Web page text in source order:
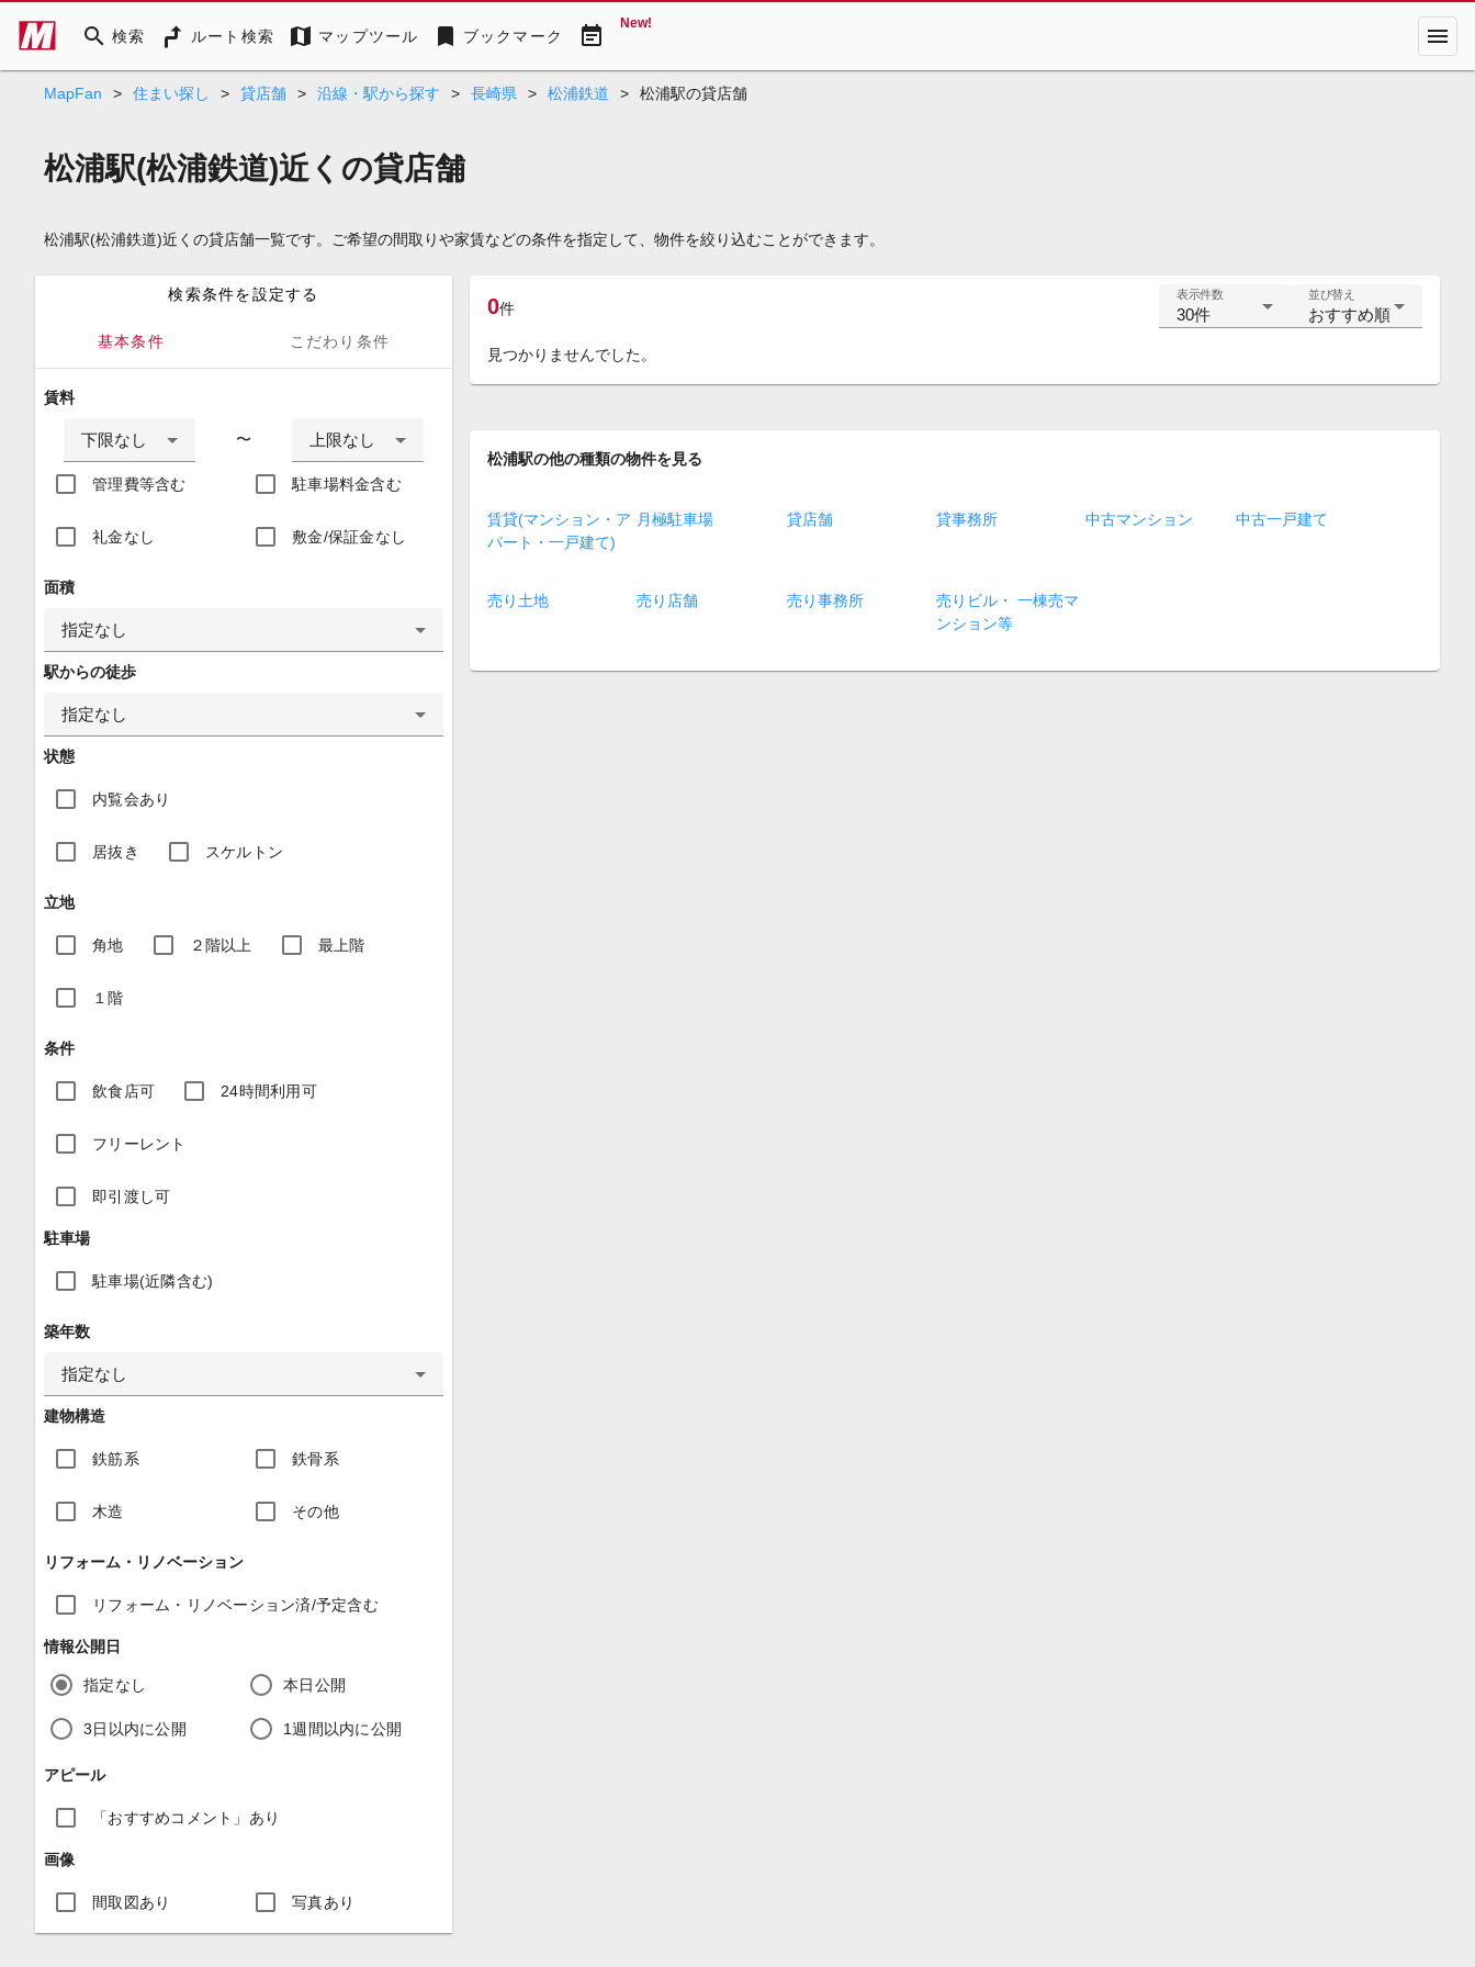
search 検索 ルート検索 map マップツール bookmark ブックマーク event_note New! menu
MapFan > 住まい探し > 貸店舗 > 沿線・駅から探す > 長崎県 > 松浦鉄道 > 松浦駅の貸店舗
松浦駅(松浦鉄道)近くの貸店舗
松浦駅(松浦鉄道)近くの貸店舗一覧です。ご希望の間取りや家賃などの条件を指定して、物件を絞り込むことができます。
検索条件を設定する
基本条件 こだわり条件
賃料
下限なし 〜 上限なし
管理費等含む 駐車場料金含む
礼金なし 敷金/保証金なし
面積
指定なし
駅からの徒歩
指定なし
状態
内覧会あり
居抜き スケルトン
立地
角地 ２階以上 最上階
１階
条件
飲食店可 24時間利用可
フリーレント
即引渡し可
駐車場
駐車場(近隣含む)
築年数
指定なし
建物構造
鉄筋系 鉄骨系
木造 その他
リフォーム・リノベーション
リフォーム・リノベーション済/予定含む
情報公開日
指定なし 本日公開
3日以内に公開 1週間以内に公開
アピール
「おすすめコメント」あり
画像
間取図あり 写真あり
0件
表示件数
30件
並び替え
おすすめ順
見つかりませんでした。
松浦駅の他の種類の物件を見る
賃貸(マンション・ア
パート・一戸建て)
月極駐車場 貸店舗 貸事務所 中古マンション 中古一戸建て
売り土地 売り店舗 売り事務所
売りビル・ 一棟売マ
ンション等